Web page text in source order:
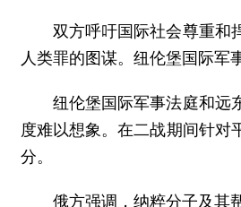
双方呼吁国际社会尊重和
人类罪的图谋。纽伦堡国际军
纽伦堡国际军事法庭和远
度难以想象。在二战期间针对
分。
俄方强调，纳粹分子及其